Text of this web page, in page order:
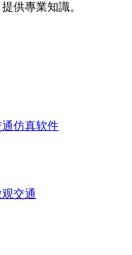
供專業知識。
仿真软件
交通